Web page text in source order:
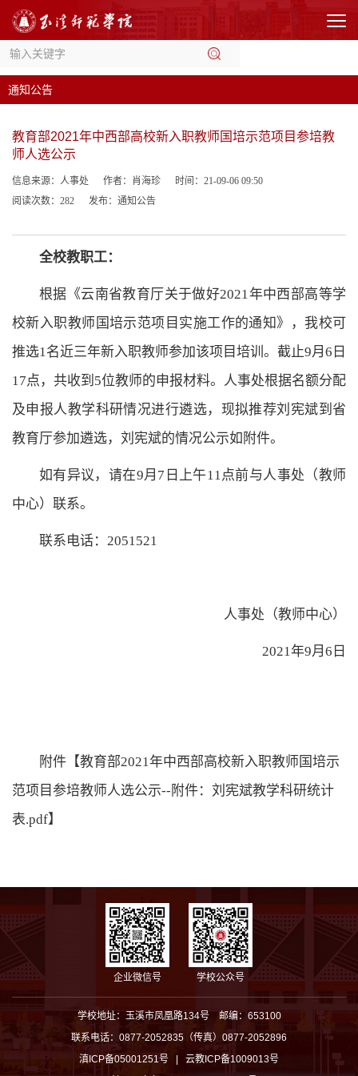
通知公告
教育部2021年中西部高校新入职教师国培示范项目参培教
师人选公示
信息来源：人事处 作者：肖海珍
时间：21-09-06 09:50
阅读次数： 282 发布：通知公告
全校教职工：
根据《云南省教育厅关于做好2021年中西部高等学
校新入职教师国培示范项目实施工作的通知》，我校可
推选1名近三年新入职教师参加该项目培训。截止9月 6 日
17点，共收到 5位教师的申报材料。人事处根据名额分配
及申报人教学科研情况进行遴选，现拟推荐刘宪斌到省
教育厅参加遴选，刘宪斌的情况公示如附件。
如有异议，请在9月 7 日上午11点前与人事处（教师
中心）联系。
联系电话： 2051521
人事处（教师中心）
2021年9月 6 日
附件【教育部2021年中西部高校新入职教师国培示
范项目参培教师人选公示--附件：刘宪斌教学科研统计
表.pdf】
企业微信号 学校公众号
学校地址：玉溪市凤凰路134号 邮编：653100
联系电话：0877-2052835（传真）0877-2052896
滇ICP备05001251号 | 云教ICP备1009013号